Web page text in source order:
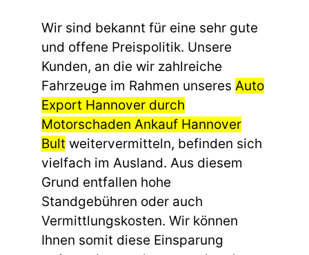
Wir sind bekannt für eine sehr gute
und offene Preispolitik. Unsere
Kunden, an die wir zahlreiche
Fahrzeuge im Rahmen unseres Auto
Export Hannover durch
Motorschaden Ankauf Hannover
Bult weitervermitteln, befinden sich
vielfach im Ausland. Aus diesem
Grund entfallen hohe
Standgebühren oder auch
Vermittlungskosten. Wir können
Ihnen somit diese Einsparung